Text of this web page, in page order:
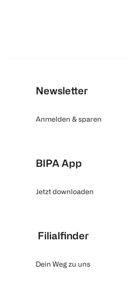
Newsletter
Anmelden & sparen
BIPA App
Jetzt downloaden
Filialfinder
Dein Weg zu uns